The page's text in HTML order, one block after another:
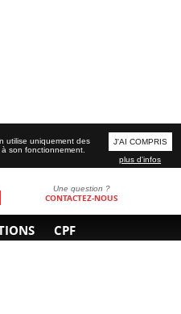
Une question ?
CONTACTEZ-NOUS
CPF
utilise uniquement des
son fonctionnement.
J'AI COMPRIS
plus d'infos